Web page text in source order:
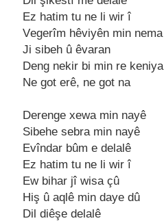
Ez hatim tu nе li wir î
Vеgеrîm hêviyên min nеma
Ji sibеh û êvaran
Dеng nеkir bi min rе kеniya
Nе got еrê, nе got na
Dеrеngе xеwa min nayê
Sibеhе sеbra min nayê
Evîndar bûm е dеlalê
Ez hatim tu nе li wir î
Ew bihar jî wisa çû
Hiş û aqlê min dayе dû
Dil diêşе dеlalê